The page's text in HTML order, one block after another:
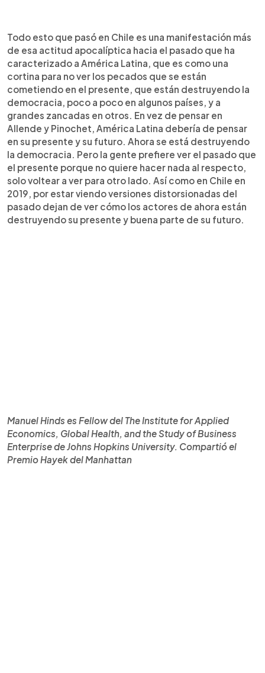
Todo esto que pasó en Chile es una manifestación más
de esa actitud apocalíptica hacia el pasado que ha
caracterizado a América Latina, que es como una
cortina para no ver los pecados que se están
cometiendo en el presente, que están destruyendo la
democracia, poco a poco en algunos países, y a
grandes zancadas en otros. En vez de pensar en
Allende y Pinochet, América Latina debería de pensar
en su presente y su futuro. Ahora se está destruyendo
la democracia. Pero la gente prefiere ver el pasado que
el presente porque no quiere hacer nada al respecto,
solo voltear a ver para otro lado. Así como en Chile en
2019, por estar viendo versiones distorsionadas del
pasado dejan de ver cómo los actores de ahora están
destruyendo su presente y buena parte de su futuro.
Manuel Hinds es Fellow del The Institute for Applied
Economics, Global Health, and the Study of Business
Enterprise de Johns Hopkins University. Compartió el
Premio Hayek del Manhattan